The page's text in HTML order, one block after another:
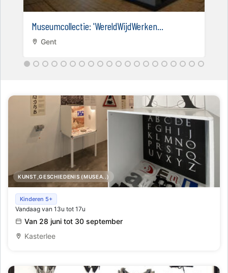
Museumcollectie: 'WereldWijdWerken...
Gent
KUNST,GESCHIEDENIS (MUSEA..)
LetterLabyrint - Dwalen door het Schrift en de Letters
Kinderen 5+
Vandaag van 13u tot 17u
Van 28 juni tot 30 september
Kasterlee